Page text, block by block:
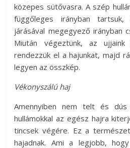
közepes sütővasra. A szép
függőleges irányban
járásával megegyező irányban
Miután végeztünk, az ujjaink
rendezzük el a hajunkat, majd
legyen az összkép.
Vékonyszálú haj
Amennyiben nem telt és
hullámokkal az egész hajra
tincsek végére. Ez a
hajadnak. Ami a legjobb,